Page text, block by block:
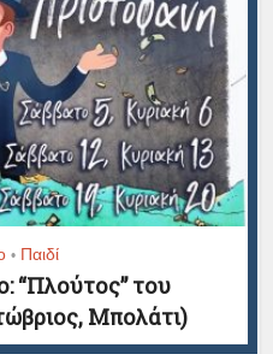
• Παιδί
“Πλούτος” του
Μπολάτι)